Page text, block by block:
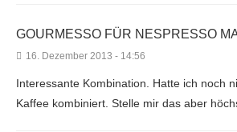
GOURMESSO FÜR NESPRESSO
16. Dezember 2013 - 14:56
Interessante Kombination. Hatte ich noch
Kaffee kombiniert. Stelle mir das aber